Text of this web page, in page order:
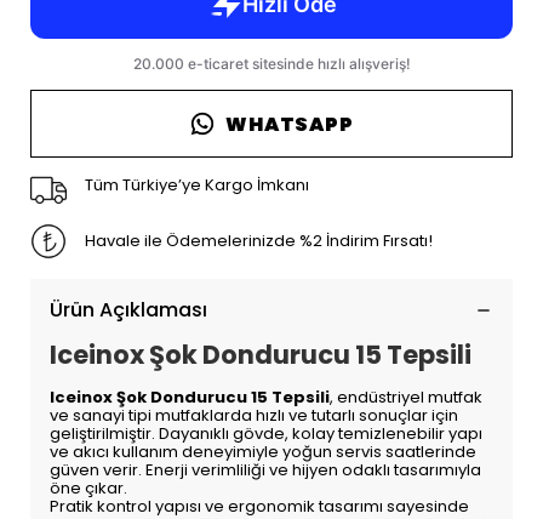
WHATSAPP
Tüm Türkiye’ye Kargo İmkanı
Havale ile Ödemelerinizde %2 İndirim Fırsatı!
Ürün Açıklaması
Iceinox Şok Dondurucu 15 Tepsili
Iceinox Şok Dondurucu 15 Tepsili, endüstriyel mutfak
ve sanayi tipi mutfaklarda hızlı ve tutarlı sonuçlar için
geliştirilmiştir. Dayanıklı gövde, kolay temizlenebilir yapı
ve akıcı kullanım deneyimiyle yoğun servis saatlerinde
güven verir. Enerji verimliliği ve hijyen odaklı tasarımıyla
öne çıkar.
Pratik kontrol yapısı ve ergonomik tasarımı sayesinde